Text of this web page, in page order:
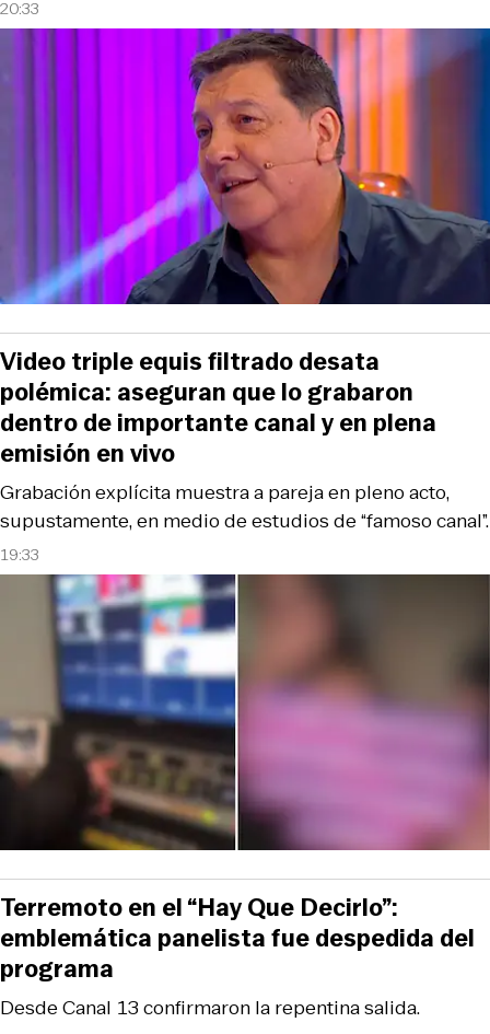
20:33
19:33
Grabación explícita muestra a pareja en pleno acto,
supustamente, en medio de estudios de “famoso canal”.
Video triple equis filtrado desata
polémica: aseguran que lo grabaron
dentro de importante canal y en plena
emisión en vivo
Desde Canal 13 confirmaron la repentina salida.
Terremoto en el “Hay Que Decirlo”:
emblemática panelista fue despedida del
programa